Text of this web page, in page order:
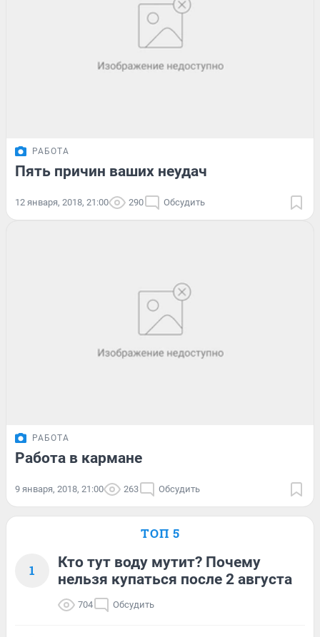
РАБОТА
Пять причин ваших неудач
12 января, 2018, 21:00 290 Обсудить
РАБОТА
Работа в кармане
9 января, 2018, 21:00 263 Обсудить
ТОП 5
1
Кто тут воду мутит? Почему
нельзя купаться после 2 августа
704 Обсудить